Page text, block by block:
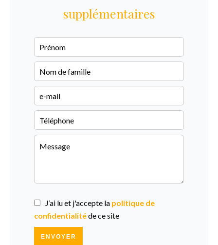
supplémentaires
J’ai lu et j'accepte la politique de
confidentialitéde ce site
ENVOYER